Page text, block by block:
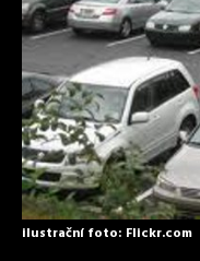
ilustrační foto: Flickr.com